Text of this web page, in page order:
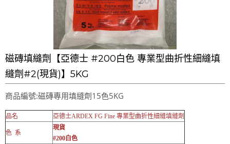
磁磚填縫劑【亞德士 #200白色 專業型曲折性細縫填
縫劑#2(現貨)】5KG
商品編號:磁磚專用填縫劑15色5KG
品名 亞德士ARDEX FG Fine 專業型曲折性細縫填縫劑
色 系
現貨
#200白色